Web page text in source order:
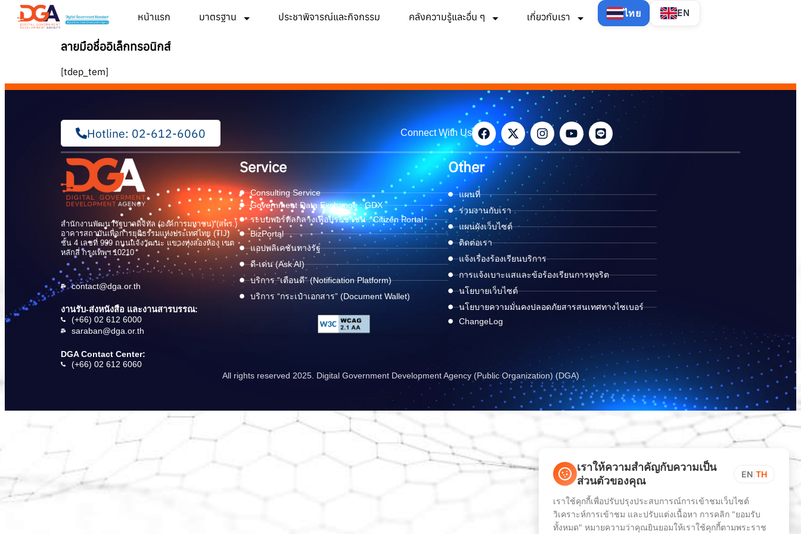
หน้าแรก มาตรฐาน ประชาพิจารณ์และกิจกรรม คลังความรู้และอื่น ๆ เกี่ยวกับเรา ไทย EN
ลายมือชื่ออิเล็กทรอนิกส์
[tdep_tem]
Hotline: 02-612-6060 Connect With Us
สำนักงานพัฒนารัฐบาลดิจิทัล (องค์การมหาชน) (สพร.)
อาคารสถาบันเพื่อการยุติธรรมแห่งประเทศไทย (TIJ)
ชั้น 4 เลขที่ 999 ถนนแจ้งวัฒนะ แขวงทุ่งสองห้อง เขต
หลักสี่ กรุงเทพฯ 10210
contact@dga.or.th
งานรับ-ส่งหนังสือ และงานสารบรรณ:
(+66) 02 612 6000
saraban@dga.or.th
DGA Contact Center:
(+66) 02 612 6060
Service
Consulting Service
Government Data Exchange : GDX
ระบบพอร์ทัลกลางเพื่อประชาชน : Citizen Portal
BizPortal
แอปพลิเคชันทางรัฐ
ดี-เด่น (Ask AI)
บริการ “เตือนดี” (Notification Platform)
บริการ “กระเป๋าเอกสาร” (Document Wallet)
Other
แผนที่
ร่วมงานกับเรา
แผนผังเว็บไซต์
ติดต่อเรา
แจ้งเรื่องร้องเรียนบริการ
การแจ้งเบาะแสและข้อร้องเรียนการทุจริต
นโยบายเว็บไซต์
นโยบายความมั่นคงปลอดภัยสารสนเทศทางไซเบอร์
ChangeLog
All rights reserved 2025. Digital Government Development Agency (Public Organization) (DGA)
เราให้ความสำคัญกับความเป็น
ส่วนตัวของคุณ
EN TH
เราใช้คุกกี้เพื่อปรับปรุงประสบการณ์การเข้าชมเว็บไซต์
วิเคราะห์การเข้าชม และปรับแต่งเนื้อหา การคลิก "ยอมรับ
ทั้งหมด" หมายความว่าคุณยินยอมให้เราใช้คุกกี้ตามพระราช